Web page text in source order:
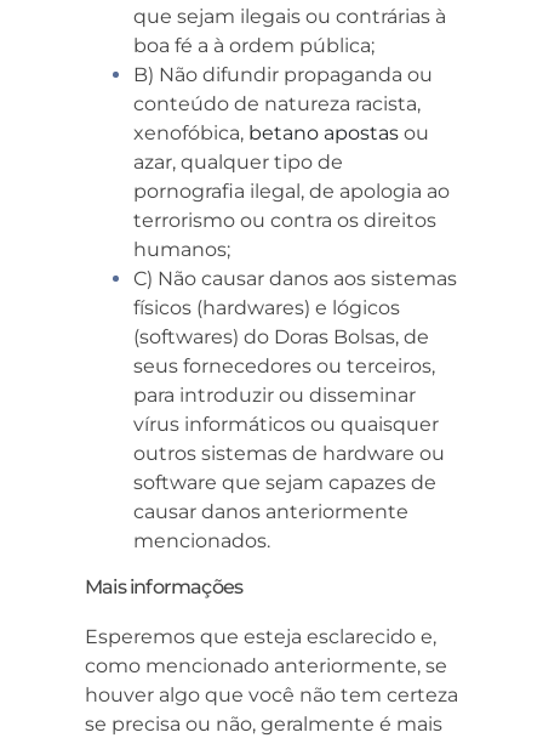
que sejam ilegais ou contrárias à
boa fé a à ordem pública;
B) Não difundir propaganda ou
conteúdo de natureza racista,
xenofóbica, betano apostas ou
azar, qualquer tipo de
pornografia ilegal, de apologia ao
terrorismo ou contra os direitos
humanos;
C) Não causar danos aos sistemas
físicos (hardwares) e lógicos
(softwares) do Doras Bolsas, de
seus fornecedores ou terceiros,
para introduzir ou disseminar
vírus informáticos ou quaisquer
outros sistemas de hardware ou
software que sejam capazes de
causar danos anteriormente
mencionados.
Mais informações
Esperemos que esteja esclarecido e,
como mencionado anteriormente, se
houver algo que você não tem certeza
se precisa ou não, geralmente é mais